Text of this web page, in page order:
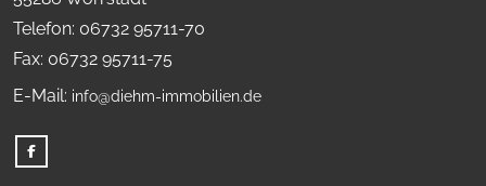
Telefon: 06732 95711-70
Fax: 06732 95711-75
E-Mail: info@diehm-immobilien.de